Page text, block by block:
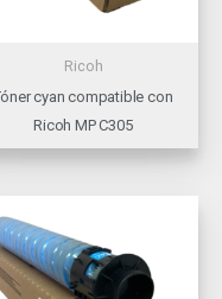
Ricoh
cyan compatible con
Ricoh MP C305